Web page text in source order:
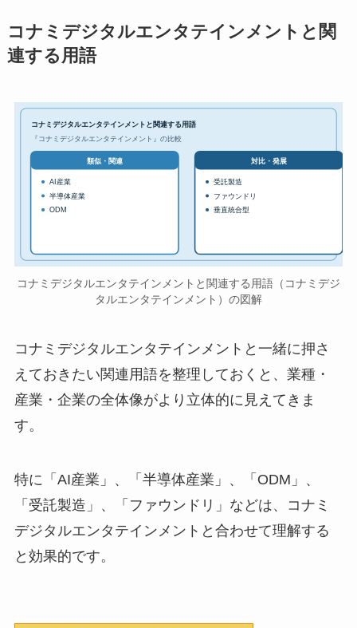
コナミデジタルエンタテインメントと関
連する用語
コナミデジタルエンタテインメントと関連する用語
『コナミデジタルエンタテインメント』の比較
類似・関連
AI産業
半導体産業
ODM
対比・発展
受託製造
ファウンドリ
垂直統合型
コナミデジタルエンタテインメントと関連する用語（コナミデジ
タルエンタテインメント）の図解
コナミデジタルエンタテインメントと一緒に押さ
えておきたい関連用語を整理しておくと、業種・
産業・企業の全体像がより立体的に見えてきま
す。
特に「AI産業」、「半導体産業」、「ODM」、
「受託製造」、「ファウンドリ」などは、コナミ
デジタルエンタテインメントと合わせて理解する
と効果的です。